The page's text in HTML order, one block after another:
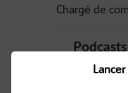
Chargé de
Podcasts